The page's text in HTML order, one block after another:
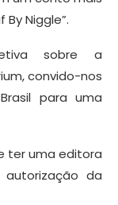
Niggle”.
sobre a
convido-nos
para uma
ter uma editora
da